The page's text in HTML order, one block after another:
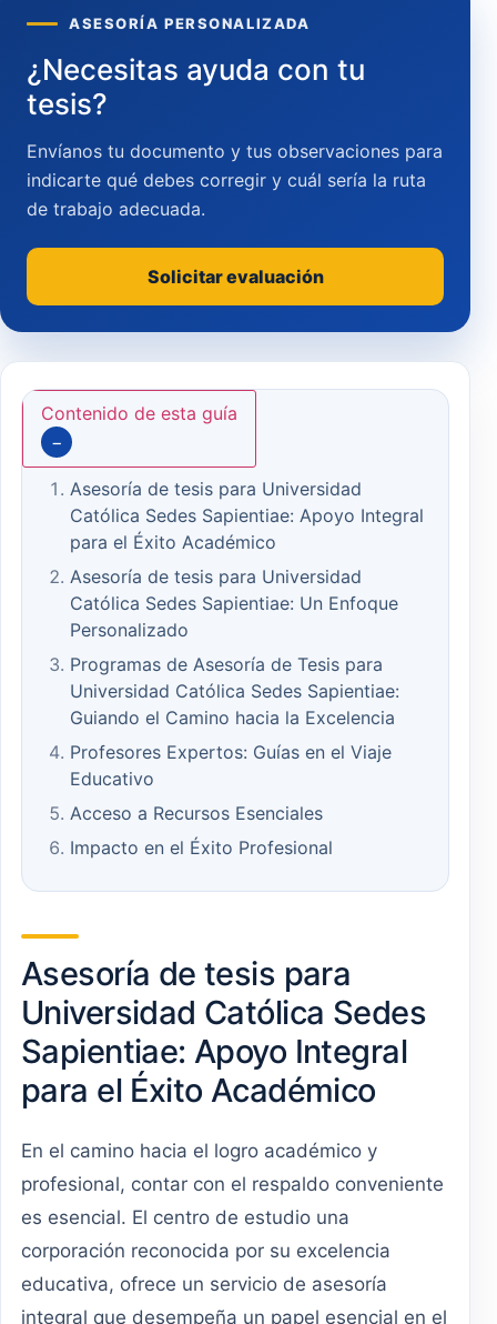
Contenido de esta guía
−
Asesoría de tesis para Universidad
Católica Sedes Sapientiae: Apoyo Integral
para el Éxito Académico
Asesoría de tesis para Universidad
Católica Sedes Sapientiae: Un Enfoque
Personalizado
Programas de Asesoría de Tesis para
Universidad Católica Sedes Sapientiae:
Guiando el Camino hacia la Excelencia
Profesores Expertos: Guías en el Viaje
Educativo
Acceso a Recursos Esenciales
Impacto en el Éxito Profesional
Asesoría de tesis para
Universidad Católica Sedes
Sapientiae: Apoyo Integral
para el Éxito Académico
En el camino hacia el logro académico y
profesional, contar con el respaldo conveniente
es esencial. El centro de estudio una
corporación reconocida por su excelencia
educativa, ofrece un servicio de asesoría
integral que desempeña un papel esencial en el
ASESORÍA PERSONALIZADA
¿Necesitas ayuda con tu
tesis?
Envíanos tu documento y tus observaciones para
indicarte qué debes corregir y cuál sería la ruta
de trabajo adecuada.
Solicitar evaluación